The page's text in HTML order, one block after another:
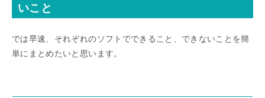
いこと
では早速、それぞれのソフトでできること、できないことを簡
単にまとめたいと思います。